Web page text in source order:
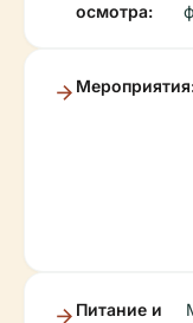
осмотра:
Питание и